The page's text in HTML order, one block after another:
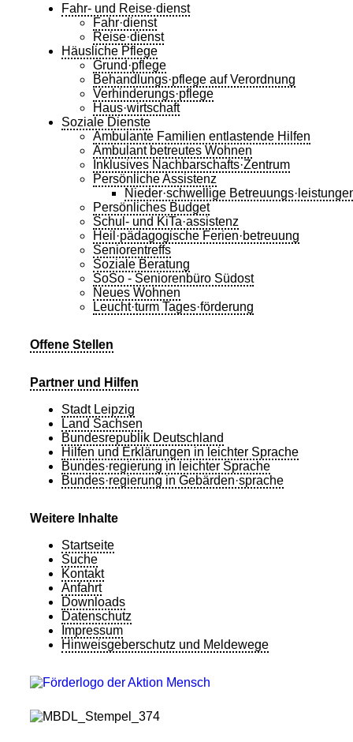
Fahr- und Reise·dienst
Fahr·dienst
Reise·dienst
Häusliche Pflege
Grund·pflege
Behandlungs·pflege auf Verordnung
Verhinderungs·pflege
Haus·wirtschaft
Soziale Dienste
Ambulante Familien entlastende Hilfen
Ambulant betreutes Wohnen
Inklusives Nachbarschafts·Zentrum
Persönliche Assistenz
Nieder·schwellige
Persönliches Budget
Schul- und KiTa·assistenz
Heil·pädagogische Ferien·betreuung
Seniorentreffs
Soziale Beratung
SoSo - Seniorenbüro Südost
Neues Wohnen
Leucht·turm Tages·förderung
Offene Stellen
Partner und Hilfen
Stadt Leipzig
Land Sachsen
Bundesrepublik Deutschland
Hilfen und Erklärungen in leichter Sprache
Bundes·regierung in leichter Sprache
Bundes·regierung in Gebärden·sprache
Weitere Inhalte
Startseite
Suche
Kontakt
Anfahrt
Downloads
Datenschutz
Impressum
Hinweisgeberschutz und Meldewege